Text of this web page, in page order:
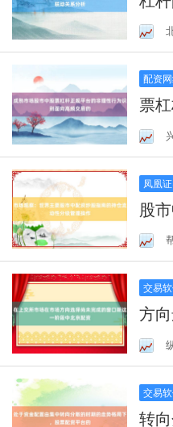
品
配资
票
为
凤凰
股
流
交易
方
这
交易
转